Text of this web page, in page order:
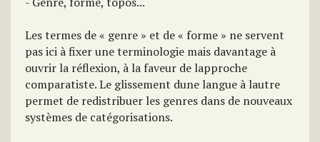
Les termes de « genre » et de « forme » ne servent
pas ici à fixer une terminologie mais davantage à
ouvrir la réflexion, à la faveur de lapproche
comparatiste. Le glissement dune langue à lautre
permet de redistribuer les genres dans de nouveaux
systèmes de catégorisations.